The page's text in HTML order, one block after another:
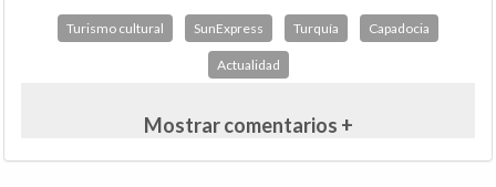
Turismo cultural SunExpress Turquía Capadocia
Actualidad
Mostrar comentarios +